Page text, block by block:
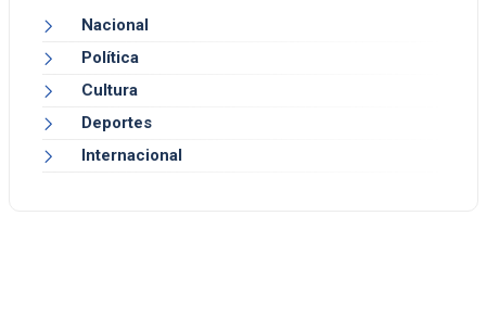
Nacional
Política
Cultura
Deportes
Internacional